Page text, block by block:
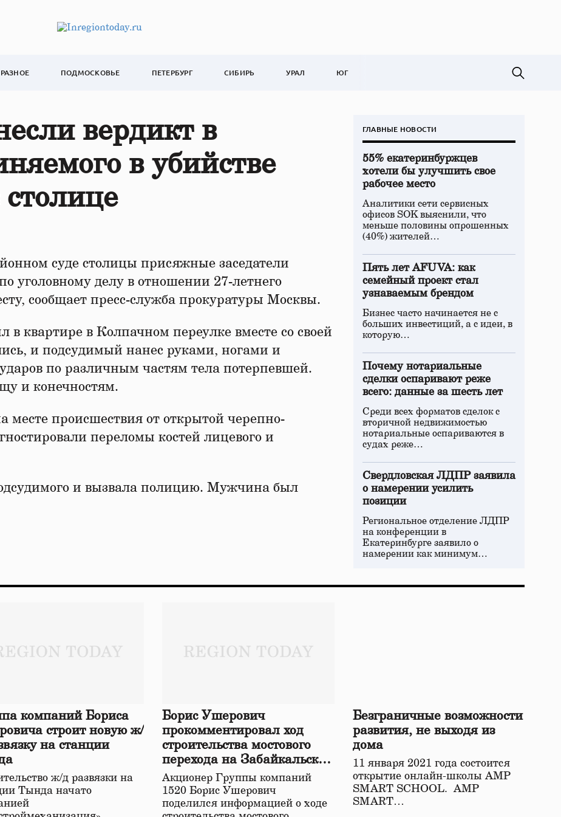
РАЗНОЕ ПОДМОСКОВЬЕ ПЕТЕРБУРГ СИБИРЬ УРАЛ ЮГ
вердикт в
в убийстве
столице
суде столицы присяжные заседатели
уголовному делу в отношении 27-летнего
сообщает пресс-служба прокуратуры Москвы.
квартире в Колпачном переулке вместе со своей
и подсудимый нанес руками, ногами и
по различным частям тела потерпевшей.
и конечностям.
месте происшествия от открытой черепно-
переломы костей лицевого и
и вызвала полицию. Мужчина был
ГЛАВНЫЕ НОВОСТИ
55% екатеринбуржцев
хотели бы улучшить свое
рабочее место
Аналитики сети сервисных
офисов SOK выяснили, что
меньше половины опрошенных
(40%) жителей…
Пять лет AFUVA: как
семейный проект стал
узнаваемым брендом
Бизнес часто начинается не с
больших инвестиций, а с идеи, в
которую…
Почему нотариальные
сделки оспаривают реже
всего: данные за шесть лет
Среди всех форматов сделок с
вторичной недвижимостью
нотариальные оспариваются в
судах реже…
Свердловская ЛДПР заявила
о намерении усилить
позиции
Региональное отделение ЛДПР
на конференции в
Екатеринбурге заявило о
намерении как минимум…
компаний Бориса
строит новую ж/
на станции
ж/д развязки на
Тында начато
Борис Ушерович
прокомментировал ход
строительства мостового
перехода на Забайкальской
железной дороге
Акционер Группы компаний
1520 Борис Ушерович
поделился информацией о ходе
Безграничные возможности
развития, не выходя из
дома
11 января 2021 года состоится
открытие онлайн-школы АМР
SMART SCHOOL. АМР
SMART…